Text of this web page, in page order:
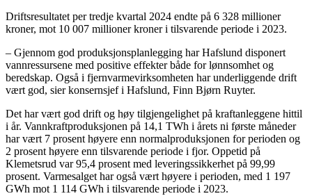
Driftsresultatet per tredje kvartal 2024 endte på 6 328 millioner
kroner, mot 10 007 millioner kroner i tilsvarende periode i 2023.
– Gjennom god produksjonsplanlegging har Hafslund disponert
vannressursene med positive effekter både for lønnsomhet og
beredskap. Også i fjernvarmevirksomheten har underliggende drift
vært god, sier konsernsjef i Hafslund, Finn Bjørn Ruyter.
Det har vært god drift og høy tilgjengelighet på kraftanleggene hittil
i år. Vannkraftproduksjonen på 14,1 TWh i årets ni første måneder
har vært 7 prosent høyere enn normalproduksjonen for perioden og
2 prosent høyere enn tilsvarende periode i fjor. Oppetid på
Klemetsrud var 95,4 prosent med leveringssikkerhet på 99,99
prosent. Varmesalget har også vært høyere i perioden, med 1 197
GWh mot 1 114 GWh i tilsvarende periode i 2023.